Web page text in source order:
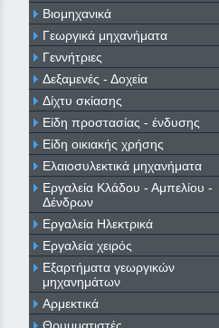
Βιομηχανικά
Γεωργικά μηχανήματα
Γεννήτριες
Δεξαμενές - Δοχεία
Δίχτυ σκίασης
Είδη προστασίας - ένδυσης
Είδη οικιακής χρήσης
Ελαιοσυλεκτικά μηχανήματα
Εργαλεία Κλάδου - Αμπελίου -
Δένδρων
Εργαλεία Ηλεκτρικά
Εργαλεία χειρός
Εξαρτήματα γεωργικών
μηχανημάτων
Αρμεκτικά
Θρυμματιστές